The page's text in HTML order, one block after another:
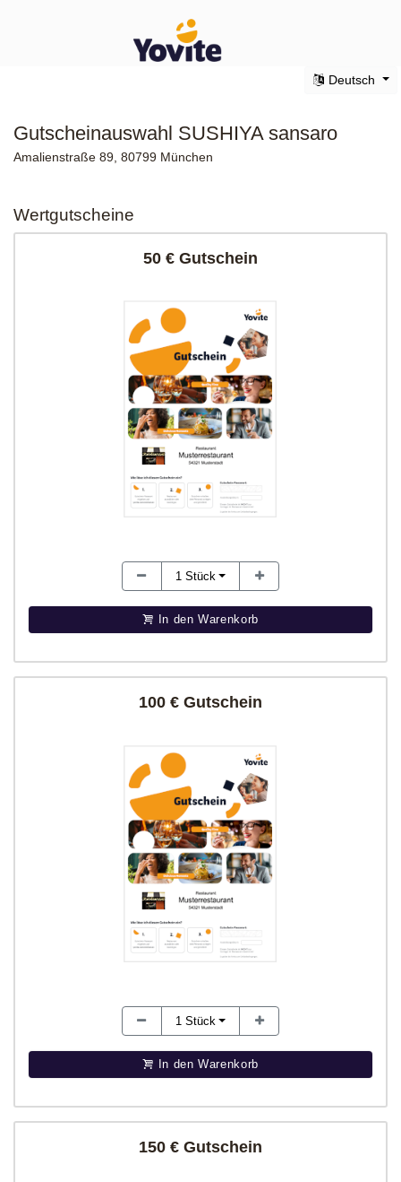
Deutsch
Gutscheinauswahl SUSHIYA sansaro
Amalienstraße 89, 80799 München
Wertgutscheine
50 € Gutschein
1 Stück
In den Warenkorb
100 € Gutschein
1 Stück
In den Warenkorb
150 € Gutschein